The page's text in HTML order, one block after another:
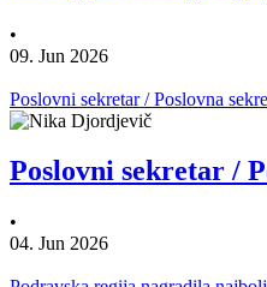
•
09. Jun 2026
Poslovni sekretar / Poslovna
Poslovni sekretar /
•
04. Jun 2026